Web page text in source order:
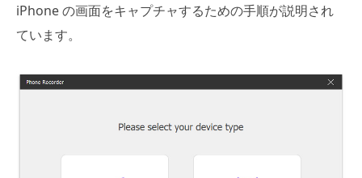
iPhone の画面をキャプチャするための手順が説明され
ています。